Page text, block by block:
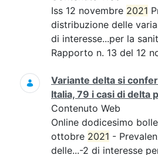
Iss 12 novembre 2021
distribuzione delle
di interesse...per la
Rapporto n. 13 del 12
Variante delta si
Italia, 79 i casi di delta
Contenuto Web
Online dodicesimo
ottobre 2021 -
delle...-2 di interesse